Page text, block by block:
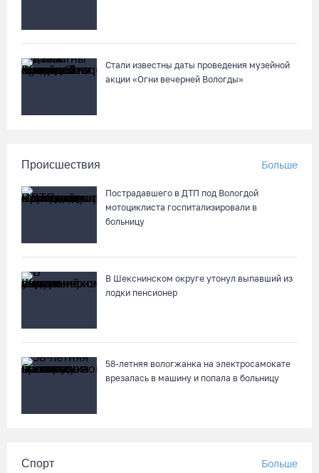
Стали известны даты проведения музейной
акции «Огни вечерней Вологды»
Происшествия Больше
Пострадавшего в ДТП под Вологдой
мотоциклиста госпитализировали в
больницу
В Шекснинском округе утонул выпавший из
лодки пенсионер
58-летняя вологжанка на электросамокате
врезалась в машину и попала в больницу
Спорт Больше